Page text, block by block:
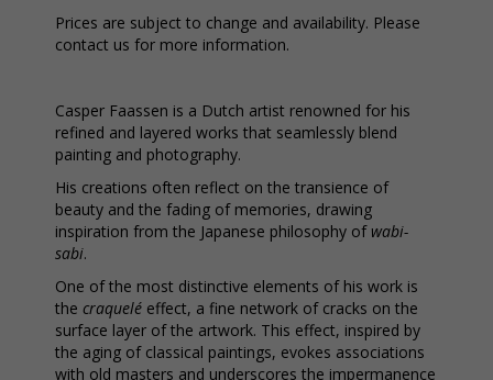
Prices are subject to change and availability. Please
contact us for more information.
Casper Faassen is a Dutch artist renowned for his
refined and layered works that seamlessly blend
painting and photography.
His creations often reflect on the transience of
beauty and the fading of memories, drawing
inspiration from the Japanese philosophy of wabi-
sabi.
One of the most distinctive elements of his work is
the craquelé effect, a fine network of cracks on the
surface layer of the artwork. This effect, inspired by
the aging of classical paintings, evokes associations
with old masters and underscores the impermanence